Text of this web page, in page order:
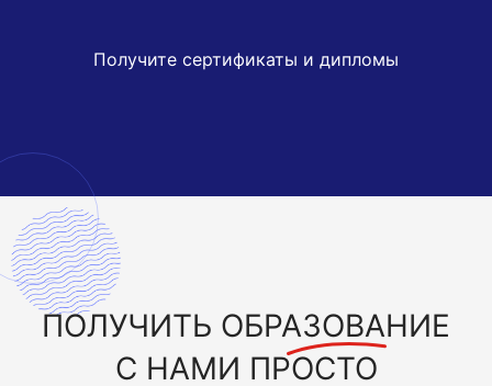
Получите сертификаты и дипломы
ПОЛУЧИТЬ ОБРАЗОВАНИЕ
С НАМИ ПРОСТО